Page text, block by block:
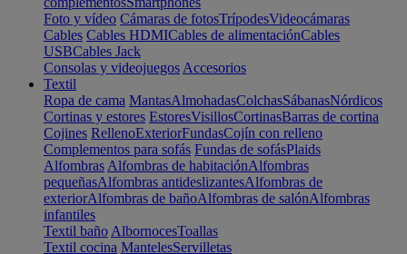
Foto y vídeo Cámaras de fotosTrípodesVideocámaras
Cables Cables HDMICables de alimentaciónCables
USBCables Jack
Consolas y videojuegos Accesorios
Textil
Ropa de cama MantasAlmohadasColchasSábanasNórdicos
Cortinas y estores EstoresVisillosCortinasBarras de cortina
Cojines RellenoExteriorFundasCojín con relleno
Complementos para sofás Fundas de sofásPlaids
Alfombras Alfombras de habitaciónAlfombras
pequeñasAlfombras antideslizantesAlfombras de
exteriorAlfombras de bañoAlfombras de salónAlfombras
infantiles
Textil baño AlbornocesToallas
Textil cocina MantelesServilletas